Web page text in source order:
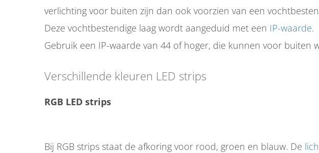
verlichting voor buiten zijn dan ook voorzien van een
Deze vochtbestendige laag wordt aangeduid met een IP-waarde.
Gebruik een IP-waarde van 44 of hoger, die kunnen voor buiten
Verschillende kleuren LED strips
RGB LED strips
Bij RGB strips staat de afkoring voor rood, groen en blauw. De